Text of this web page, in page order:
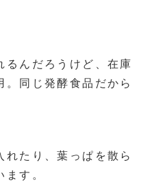
るんだろうけど、在庫
。同じ発酵食品だから
れたり、葉っぱを散ら
す。